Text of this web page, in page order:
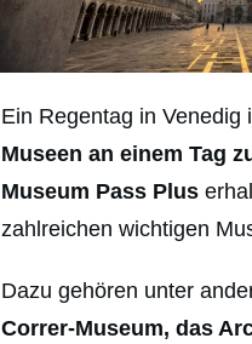
Ein Regentag in Venedig
Museen an einem Tag
Museum Pass Plus
zahlreichen wichtigen
Dazu gehören unter
Correr-Museum, das